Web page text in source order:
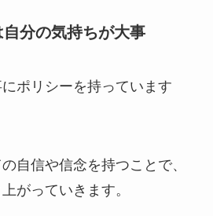
自分の気持ちが大事
ポリシーを持っています
自信や信念を持つことで、
がっていきます。